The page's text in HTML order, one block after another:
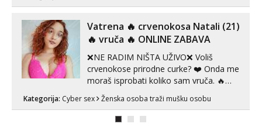
tijelu Iskljucivo neradim analni !!! I
neljubim se Wha...
Vatrena ‎️‍🔥 crvenokosa Natali (21)
‎️‍🔥 vruča‎ ️‍🔥 ONLINE ZABAVA
❌NE RADIM NIŠTA UŽIVO❌ Voliš
crvenokose prirodne curke? ❤️ Onda me
moraš isprobati koliko sam vruča.‎ ️‍🔥
MLADA vražica koja ima 100%
prorodne grudi, 💦 Misli su mi uvijek
prljave i u svemu vidim samo užitak. 💦
Kategorija: Cyber sex Ženska osoba traži mušku osobu